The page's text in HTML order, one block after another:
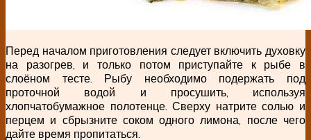
Перед началом приготовления следует включить духовку
на разогрев, и только потом приступайте к рыбе в
слоёном тесте. Рыбу необходимо подержать под
проточной водой и просушить, используя
хлопчатобумажное полотенце. Сверху натрите солью и
перцем и сбрызните соком одного лимона, после чего
дайте время пропитаться.